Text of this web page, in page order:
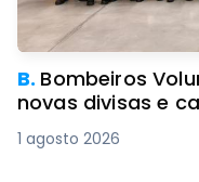
B. Bombeiros
novas divisas e
1 agosto 2026